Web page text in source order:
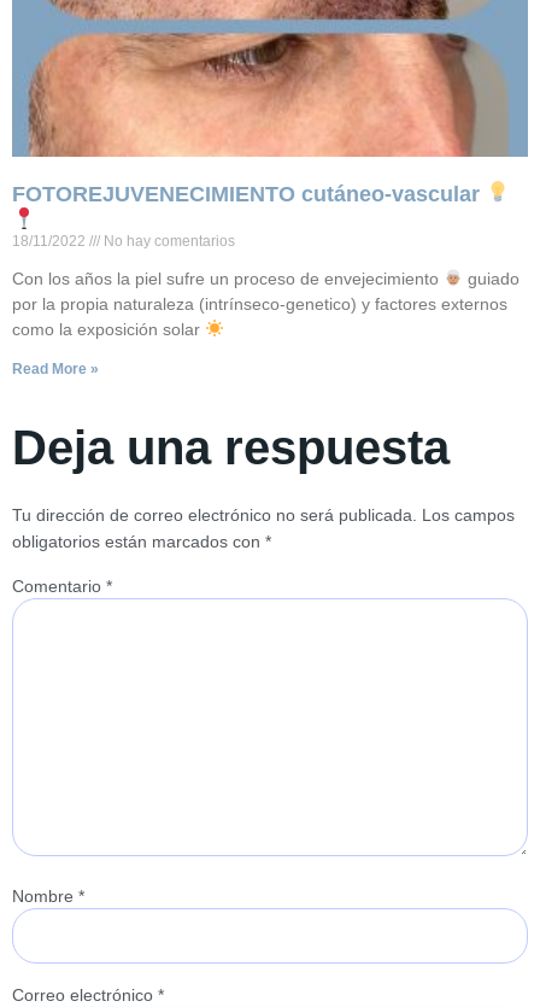
FOTOREJUVENECIMIENTO cutáneo-vascular
18/11/2022 No hay comentarios
Con los años la piel sufre un proceso de envejecimiento
guiado
por la propia naturaleza (intrínseco-genetico) y factores externos
como la exposición solar
Read More »
Deja una respuesta
Tu dirección de correo electrónico no será publicada.
Los campos
obligatorios están marcados con *
Comentario *
Nombre *
Correo electrónico *